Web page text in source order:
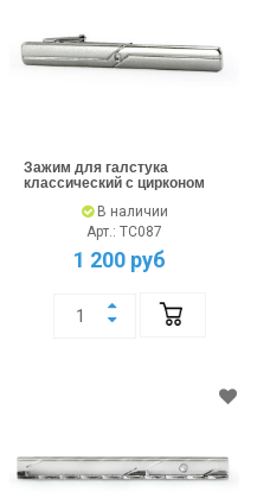
Зажим для галстука
классический с цирконом
В наличии
Арт.: TC087
1 200 руб